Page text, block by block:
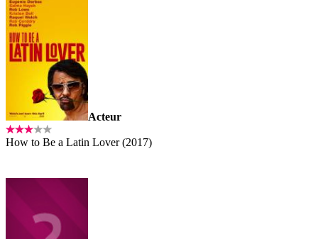
Acteur
How to Be a Latin Lover (2017)